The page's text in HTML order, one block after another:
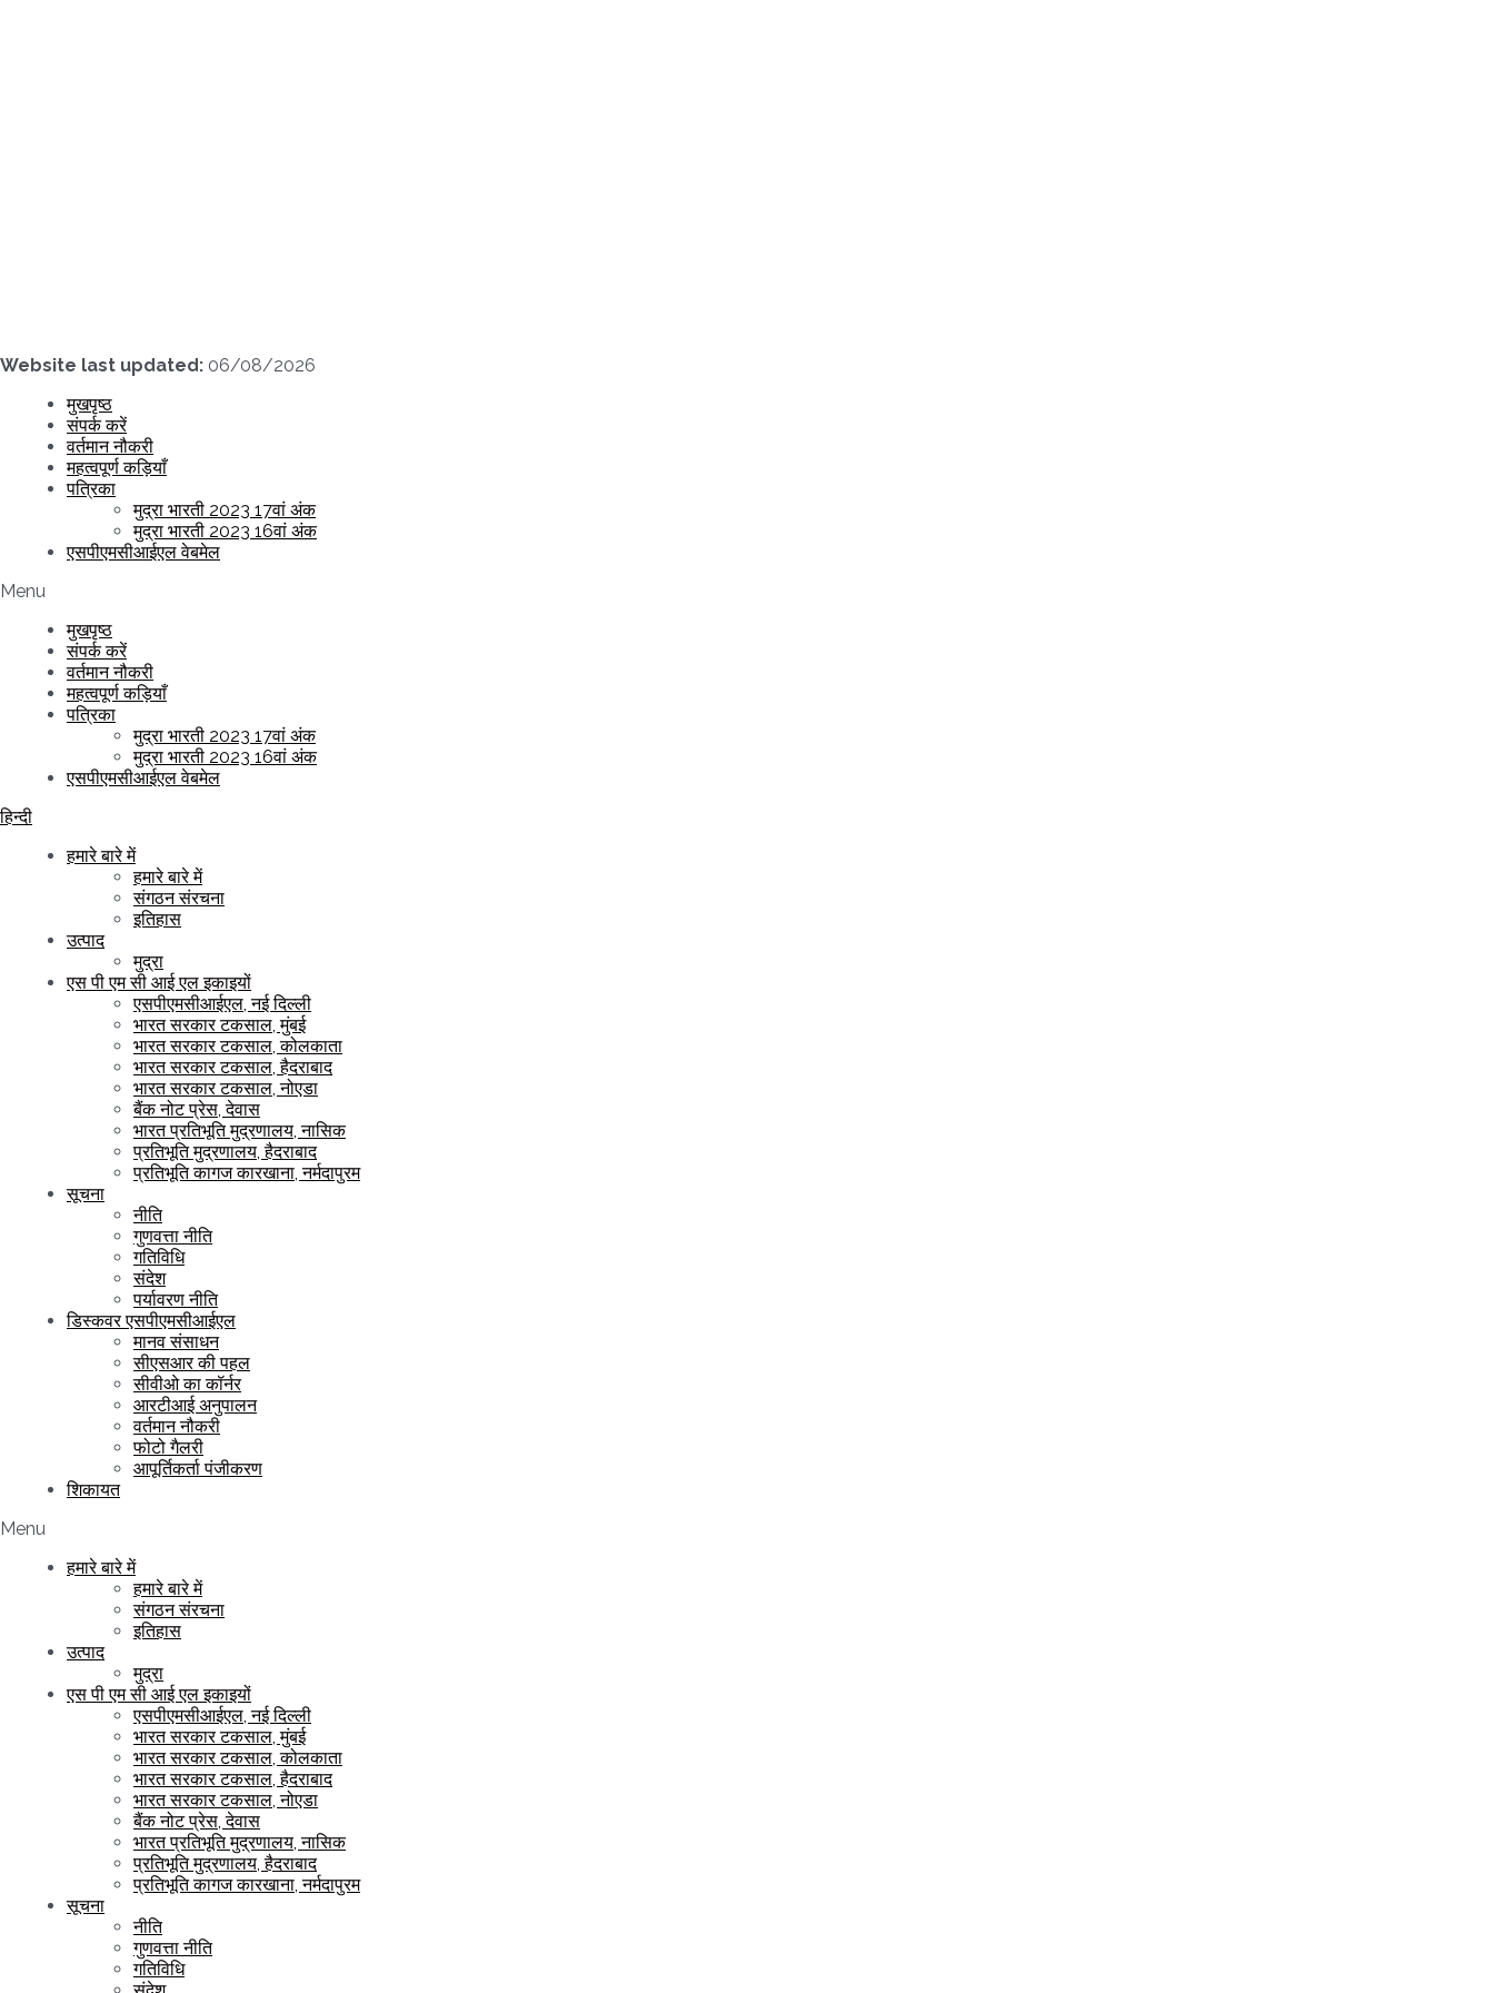
Website last updated: 06/08/2026
मुखपृष्ठ
संपर्क करें
वर्तमान नौकरी
महत्वपूर्ण कड़ियाँ
पत्रिका
मुद्रा भारती 2023 17वां अंक
मुद्रा भारती 2023 16वां अंक
एसपीएमसीआईएल वेबमेल
Menu
मुखपृष्ठ
संपर्क करें
वर्तमान नौकरी
महत्वपूर्ण कड़ियाँ
पत्रिका
मुद्रा भारती 2023 17वां अंक
मुद्रा भारती 2023 16वां अंक
एसपीएमसीआईएल वेबमेल
हिन्दी
हमारे बारे में
हमारे बारे में
संगठन संरचना
इतिहास
उत्पाद
मुद्रा
एस पी एम सी आई एल इकाइयों
एसपीएमसीआईएल, नई दिल्ली
भारत सरकार टकसाल, मुंबई
भारत सरकार टकसाल, कोलकाता
भारत सरकार टकसाल, हैदराबाद
भारत सरकार टकसाल, नोएडा
बैंक नोट प्रेस, देवास
भारत प्रतिभूति मुद्रणालय, नासिक
प्रतिभूति मुद्रणालय, हैदराबाद
प्रतिभूति कागज कारखाना, नर्मदापुरम
सूचना
नीति
गुणवत्ता नीति
गतिविधि
संदेश
पर्यावरण नीति
डिस्कवर एसपीएमसीआईएल
मानव संसाधन
सीएसआर की पहल
सीवीओ का कॉर्नर
आरटीआई अनुपालन
वर्तमान नौकरी
फोटो गैलरी
आपूर्तिकर्ता पंजीकरण
शिकायत
Menu
हमारे बारे में
हमारे बारे में
संगठन संरचना
इतिहास
उत्पाद
मुद्रा
एस पी एम सी आई एल इकाइयों
एसपीएमसीआईएल, नई दिल्ली
भारत सरकार टकसाल, मुंबई
भारत सरकार टकसाल, कोलकाता
भारत सरकार टकसाल, हैदराबाद
भारत सरकार टकसाल, नोएडा
बैंक नोट प्रेस, देवास
भारत प्रतिभूति मुद्रणालय, नासिक
प्रतिभूति मुद्रणालय, हैदराबाद
प्रतिभूति कागज कारखाना, नर्मदापुरम
सूचना
नीति
गुणवत्ता नीति
गतिविधि